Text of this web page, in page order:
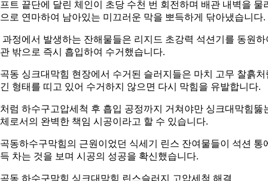
트 끝단에 달린 체인이 초당 수천 번 회전하며 배관 내벽을 물
로 연마하여 남아있는 미끄러운 막을 뽀득하게 닦아냈습니다.
과정에서 발생하는 잔해물들은 리지드 초강력 석션기를 동원하
밖으로 즉시 흡입하여 수거했습니다.
동 싱크대막힘 현장에서 수거된 슬러지들은 마치 고무 찰흙처
형태를 띠고 있어 수거하지 않으면 다시 막힘을 유발합니다.
럼 하수구고압세척 후 흡입 공정까지 거쳐야만 싱크대막힘뚫
로서의 완벽한 책임 시공이라고 할 수 있습니다.
동하수구막힘의 근원이었던 식세기 린스 잔여물들이 석션 통
차는 것을 보며 시공의 성공을 확신했습니다.
동 하수구막힘 싱크대막힘 린스슬러지 고압세척 해결